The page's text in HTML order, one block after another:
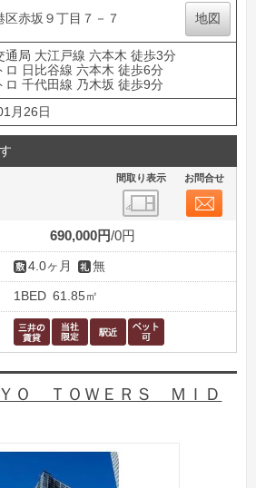
区赤坂９丁目７－７ 地図
通局 大江戸線 六本木 徒歩3分
ロ 日比谷線 六本木 徒歩6分
ロ 千代田線 乃木坂 徒歩9分
月26日
間取り表示 お問合せ
690,000円 0円
4.0ヶ月 無
1BED 61.85㎡
Ｏ ＴＯＷＥＲＳ ＭＩＤ